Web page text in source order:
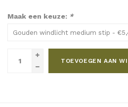
Maak een keuze: *
Gouden windlicht medium stip -
TOEVOEGEN AAN